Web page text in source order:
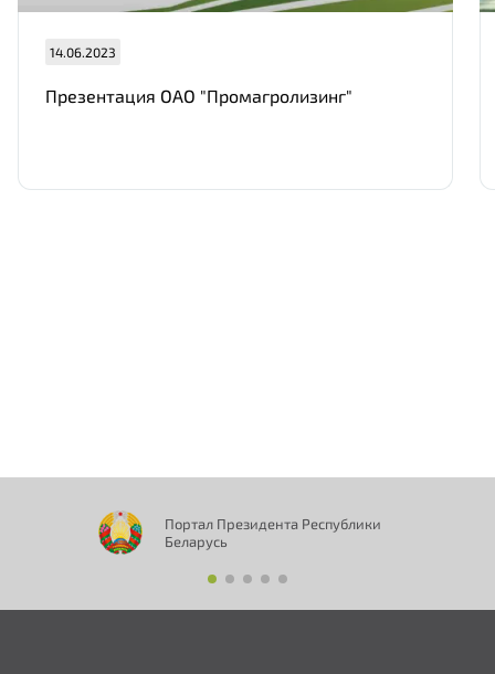
14.06.2023
Презентация ОАО "Промагролизинг"
Портал Президента Республики
Беларусь